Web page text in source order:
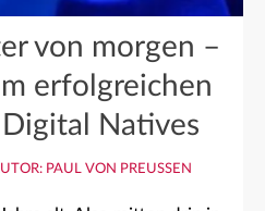
von morgen –
erfolgreichen
Natives
PAUL VON PREUSSEN